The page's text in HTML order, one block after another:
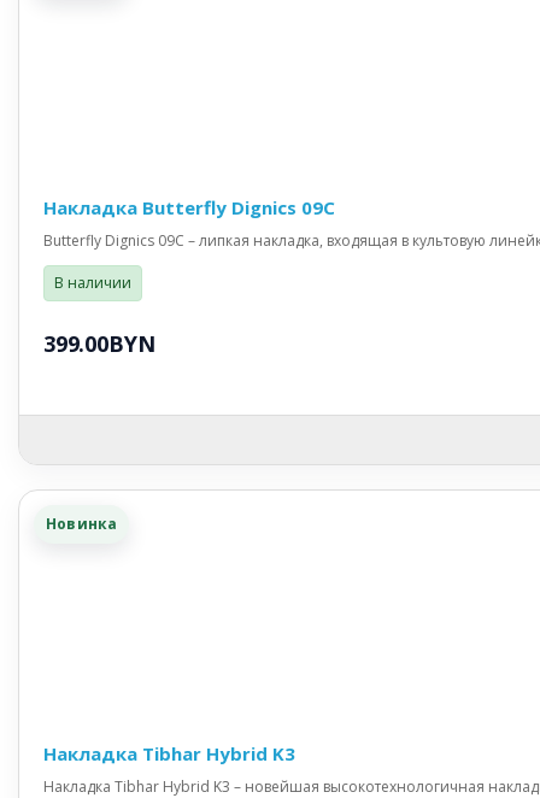
Накладка Butterfly Dignics 09C
Butterfly Dignics 09C – липкая накладка, входящая в культовую
В наличии
399.00BYN
Новинка
Накладка Tibhar Hybrid K3
Накладка Tibhar Hybrid K3 – новейшая высокотехнологичная